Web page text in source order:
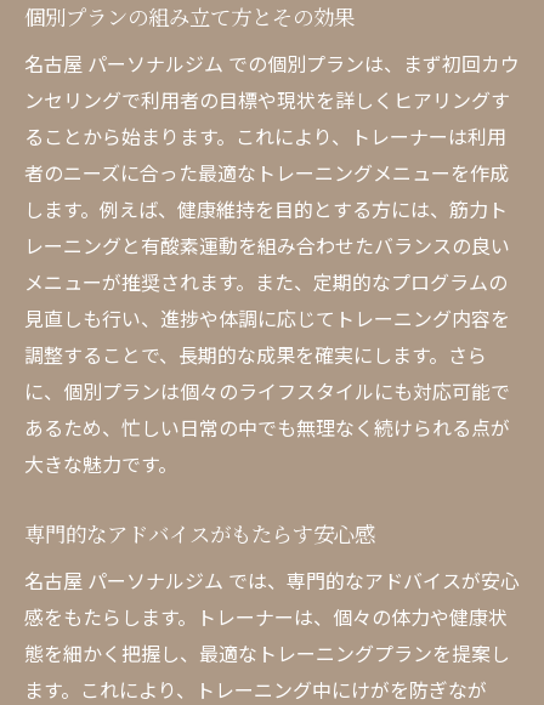
個別プランの組み立て方とその効果
名古屋 パーソナルジム での個別プランは、まず初回カウ
ンセリングで利用者の目標や現状を詳しくヒアリングす
ることから始まります。これにより、トレーナーは利用
者のニーズに合った最適なトレーニングメニューを作成
します。例えば、健康維持を目的とする方には、筋力ト
レーニングと有酸素運動を組み合わせたバランスの良い
メニューが推奨されます。また、定期的なプログラムの
見直しも行い、進捗や体調に応じてトレーニング内容を
調整することで、長期的な成果を確実にします。さら
に、個別プランは個々のライフスタイルにも対応可能で
あるため、忙しい日常の中でも無理なく続けられる点が
大きな魅力です。
専門的なアドバイスがもたらす安心感
名古屋 パーソナルジム では、専門的なアドバイスが安心
感をもたらします。トレーナーは、個々の体力や健康状
態を細かく把握し、最適なトレーニングプランを提案し
ます。これにより、トレーニング中にけがを防ぎなが